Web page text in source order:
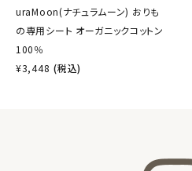
uraMoon(ナチュラムーン) おりも
の専用シート オーガニックコットン
100％
¥3,448 (税込)